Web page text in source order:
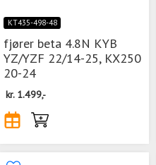
KT435-498-48
fjører beta 4.8N KYB
YZ/YZF 22/14-25, KX250
20-24
kr. 1.499,-